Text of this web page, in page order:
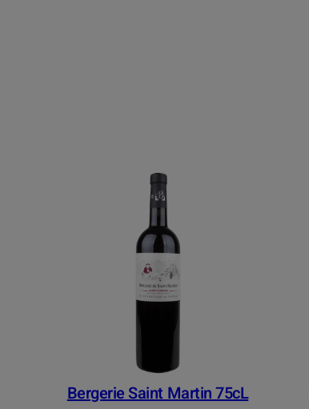
Bergerie Saint Martin 75cL